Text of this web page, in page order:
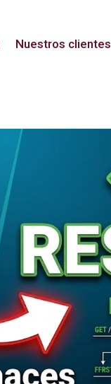
Nuestros clientes